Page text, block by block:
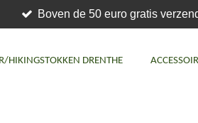
Boven de 50 euro gratis
HIKINGSTOKKEN DRENTHE